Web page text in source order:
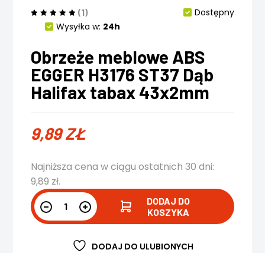
(1)
Dostępny
Wysyłka w: 24h
Obrzeże meblowe ABS
EGGER H3176 ST37 Dąb
Halifax tabax 43x2mm
9,89ZŁ
Najniższa cena w ciągu ostatnich 30 dni:
9,89 zł.
DODAJ DO
KOSZYKA
DODAJ DO ULUBIONYCH